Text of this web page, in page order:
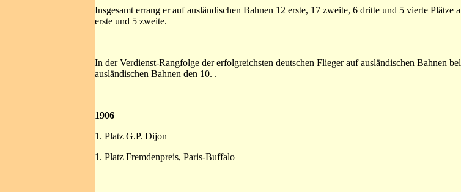
Insgesamt errang er auf ausländischen Bahnen 12 erste, 17 zweite, 6 dritte und 5 vierte
erste und 5 zweite.
In der Verdienst-Rangfolge der erfolgreichsten deutschen Flieger auf ausländischen Bahnen
ausländischen Bahnen den 10. .
1906
1. Platz G.P. Dijon
1. Platz Fremdenpreis, Paris-Buffalo